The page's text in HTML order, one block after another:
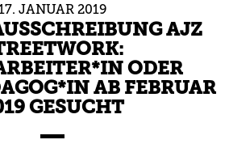
17. JANUAR 2019
AJZ
ODER
AB FEBRUAR
GESUCHT